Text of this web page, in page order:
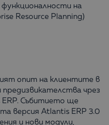
на
Resource Planning)
опит на клиентите в
чрез
ERP. Събитието ще
версия Atlantis ERP 3.0
и нови модули,